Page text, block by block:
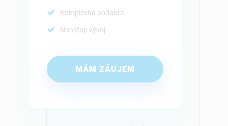
Komplexná podpora
Nonstop vývoj
MÁM ZÁUJEM